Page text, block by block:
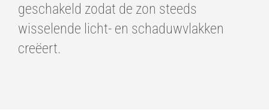
geschakeld zodat de zon steeds
wisselende licht- en schaduwvlakken
creëert.